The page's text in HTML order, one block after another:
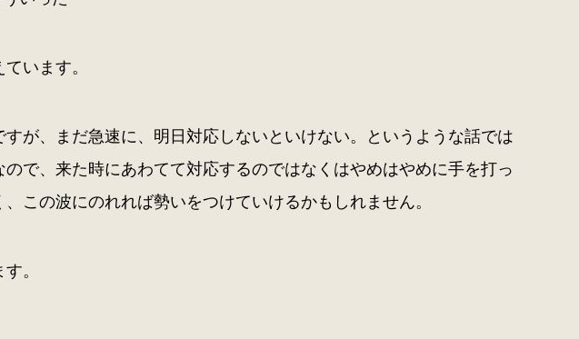
います。
が、まだ急速に、明日対応しないといけない。というような話では
で、来た時にあわてて対応するのではなくはやめはやめに手を打っ
この波にのれれば勢いをつけていけるかもしれません。
。